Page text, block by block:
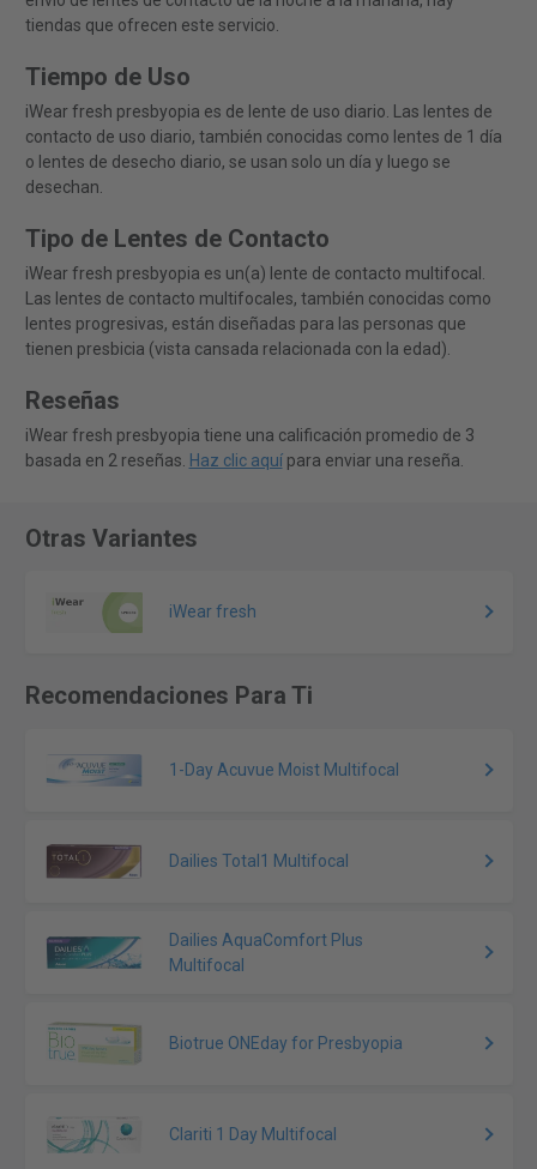
tiendas que ofrecen este servicio.
Tiempo de Uso
iWear fresh presbyopia es de lente de uso diario. Las lentes de
contacto de uso diario, también conocidas como lentes de 1 día
o lentes de desecho diario, se usan solo un día y luego se
desechan.
Tipo de Lentes de Contacto
iWear fresh presbyopia es un(a) lente de contacto multifocal.
Las lentes de contacto multifocales, también conocidas como
lentes progresivas, están diseñadas para las personas que
tienen presbicia (vista cansada relacionada con la edad).
Reseñas
iWear fresh presbyopia tiene una calificación promedio de 3
basada en 2 reseñas. Haz clic aquípara enviar una reseña.
Otras Variantes
iWear fresh
Recomendaciones Para Ti
1-Day Acuvue Moist Multifocal
Dailies Total1 Multifocal
Dailies AquaComfort Plus
Multifocal
Biotrue ONEday for Presbyopia
Clariti 1 Day Multifocal